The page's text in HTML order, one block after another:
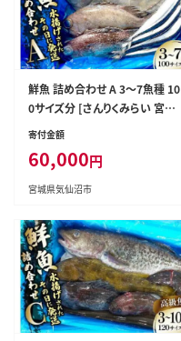
鮮魚 詰め合わせ A 3～7魚種 10
0サイズ分 [さんりくみらい 宮城
県 気仙沼市 20563531] 産地直
寄付金額
60,000円
宮城県気仙沼市